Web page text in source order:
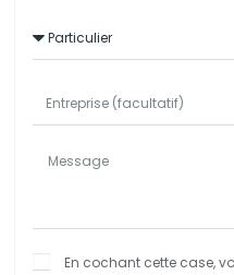
En cochant cette case,